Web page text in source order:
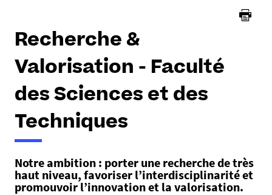
Recherche &
Valorisation - Faculté
des Sciences et des
Techniques
Notre ambition : porter une recherche de très
haut niveau, favoriser l’interdisciplinarité et
promouvoir l’innovation et la valorisation.